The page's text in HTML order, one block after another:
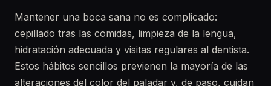
Mantener una boca sana no es complicado:
cepillado tras las comidas, limpieza de la lengua,
hidratación adecuada y visitas regulares al dentista.
Estos hábitos sencillos previenen la mayoría de las
alteraciones del color del paladar y, de paso, cuidan